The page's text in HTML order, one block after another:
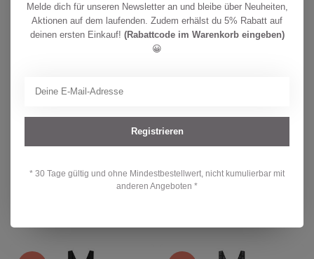
-30%
REIMA
tec Kinder Schneehose
-30%
REIMA
tec Kinder Schneehose
Terrie Soft coral
Melde dich für unseren Newsletter an und bleibe über Neuheiten,
Aktionen auf dem laufenden. Zudem erhälst du 5% Rabatt auf
deinen ersten Einkauf! (Rabattcode im Warenkorb eingeben)
😀
Registrieren
* 30 Tage gültig und ohne Mindestbestellwert, nicht kumulierbar mit
anderen Angeboten *